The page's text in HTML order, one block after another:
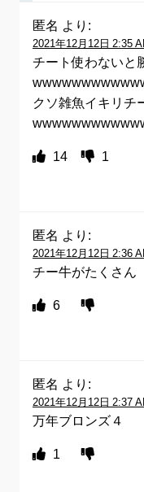
匿名 より:
2021年12月12日 2:35
チート使わないと
クソ雑魚イキリチ
14 1
匿名 より:
2021年12月12日 2:36
チー牛がたくさん
6
匿名 より:
2021年12月12日 2:37
万年ブロンズ４
1